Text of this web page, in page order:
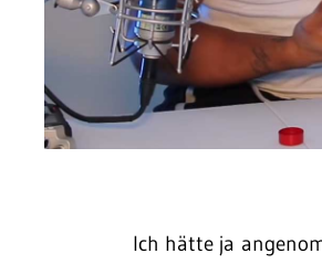
Ich hätte ja